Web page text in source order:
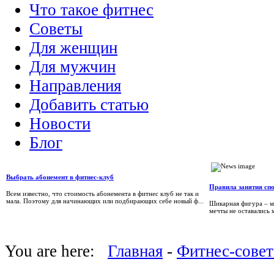
Что такое фитнес
Советы
Для женщин
Для мужчин
Направления
Добавить статью
Новости
Блог
Выбрать абонемент в фитнес-клуб
Всем известно, что стоимость абонемента в фитнес клуб не так и
мала. Поэтому для начинающих или подбирающих себе новый ф...
Правила занятия
Шикарная фигура –
мечты не оставались
You are here: Главная - Фитнес-